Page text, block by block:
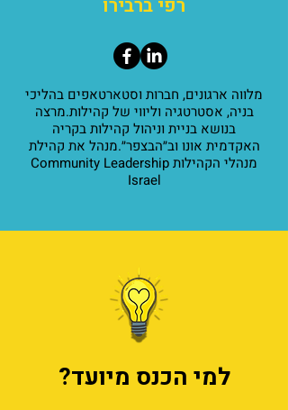
רפי ברבירו
מלווה ארגונים, חברות וסטארטאפים בהליכי
בניה, אסטרטגיה וליווי של קהילות.מרצה
בנושא בניית וניהול קהילות בקריה
האקדמית אונו וב״הבצפר״.מנהל את קהילת
מנהלי הקהילות Community Leadership
Israel
למי הכנס מיועד?